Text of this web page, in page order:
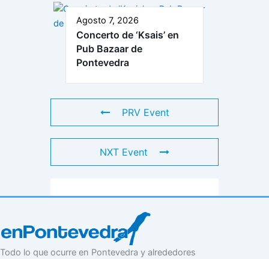
Agosto 7, 2026
Concerto de ‘Ksais’ en
Pub Bazaar de
Pontevedra
PRV Event
NXT Event
Todo lo que ocurre en Pontevedra y alrededores